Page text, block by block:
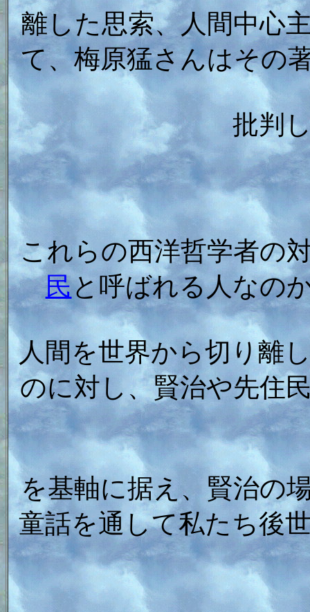
離した思索、人間中心
て、梅原猛さんはその
批判
これらの西洋哲学者の
民と呼ばれる人なの
人間を世界から切り離
のに対し、賢治や先住
を基軸に据え、賢治の
童話を通して私たち後